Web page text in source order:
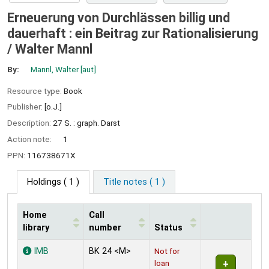
Erneuerung von Durchlässen billig und
dauerhaft : ein Beitrag zur Rationalisierung
/ Walter Mannl
By: Mannl, Walter[aut]
Resource type: Book
Publisher: [o.J.]
Description: 27 S. : graph. Darst
Action note:
1
PPN: 116738671X
Holdings ( 1 ) Title notes ( 1 )
Holdings
Home
library
Call
number
Status
IMB BK 24 <M>
Not for
loan